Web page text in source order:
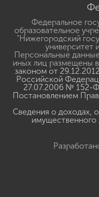
Федеральное
образовательное
"Нижегородский
университет
Персональные
иных лиц размещены
законом от
Российской
27.07.2006 № 152-
Постановлением
Сведения о доходах,
имущественного